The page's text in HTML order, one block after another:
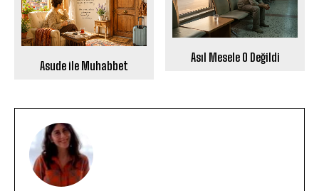
Asude ile Muhabbet
Asıl Mesele O Değildi